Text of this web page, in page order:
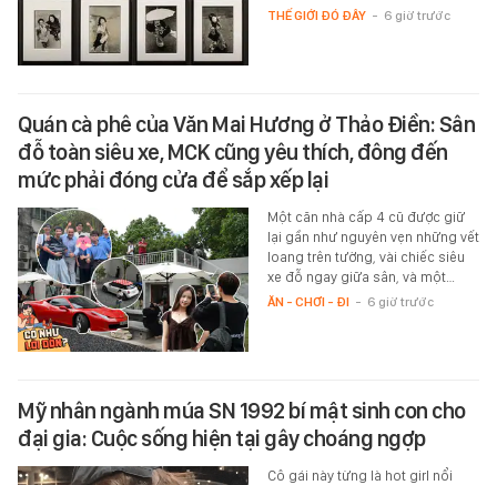
THẾ GIỚI ĐÓ ĐÂY - 6 giờ trước
Quán cà phê của Văn Mai Hương ở Thảo Điền: Sân
đỗ toàn siêu xe, MCK cũng yêu thích, đông đến
mức phải đóng cửa để sắp xếp lại
Một căn nhà cấp 4 cũ được giữ
lại gần như nguyên vẹn những vết
loang trên tường, vài chiếc siêu
xe đỗ ngay giữa sân, và một…
ĂN - CHƠI - ĐI - 6 giờ trước
Mỹ nhân ngành múa SN 1992 bí mật sinh con cho
đại gia: Cuộc sống hiện tại gây choáng ngợp
Cô gái này từng là hot girl nổi